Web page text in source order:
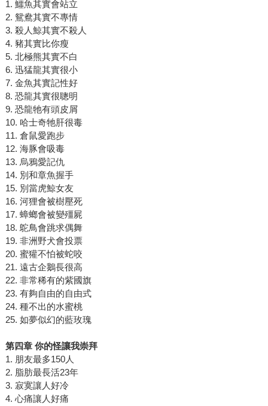
1. 鱷魚其實會站立
2. 鴛鴦其實不專情
3. 殺人鯨其實不殺人
4. 豬其實比你瘦
5. 北極熊其實不白
6. 迅猛龍其實很小
7. 金魚其實記性好
8. 恐龍其實很聰明
9. 恐龍牠有頭皮屑
10. 哈士奇牠肝很毒
11. 倉鼠愛跑步
12. 海豚會吸毒
13. 烏鴉愛記仇
14. 別和章魚握手
15. 別當虎鯨女友
16. 河狸會被樹壓死
17. 蟑螂會被變殭屍
18. 鴕鳥會跳求偶舞
19. 非洲野犬會投票
20. 蜜獾不怕被蛇咬
21. 遠古企鵝長很高
22. 非常稀有的紫國旗
23. 有夠自由的自由式
24. 種不出的水蜜桃
25. 如夢似幻的藍玫瑰
第四章 你的怪讓我崇拜
1. 朋友最多150人
2. 脂肪最長活23年
3. 寂寞讓人好冷
4. 心痛讓人好痛